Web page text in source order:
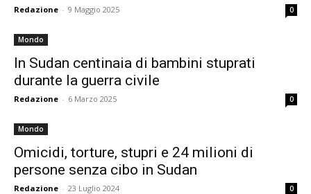
Redazione - 9 Maggio 2025 0
Mondo
In Sudan centinaia di bambini stuprati
durante la guerra civile
Redazione - 6 Marzo 2025 0
Mondo
Omicidi, torture, stupri e 24 milioni di
persone senza cibo in Sudan
Redazione - 23 Luglio 2024 0